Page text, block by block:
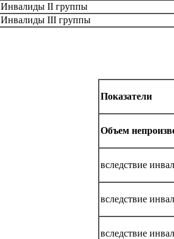
Инвалиды II группы
Инвалиды III группы
Показатели
Объем
вследствие
вследствие
вследствие